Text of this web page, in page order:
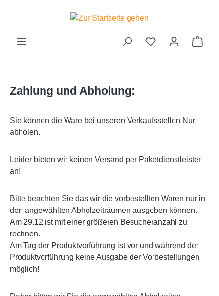
Zum Hauptinhalt springen
Zahlung und Abholung:
Sie können die Ware bei unseren Verkaufsstellen Nur
abholen.
Leider bieten wir keinen Versand per Paketdienstleister
an!
Bitte beachten Sie das wir die vorbestellten Waren nur in
den angewählten Abholzeiträumen ausgeben können.
Am 29.12 ist mit einer größeren Besucheranzahl zu
rechnen.
Am Tag der Produktvorführung ist vor und während der
Produktvorführung keine Ausgabe der Vorbestellungen
möglich!